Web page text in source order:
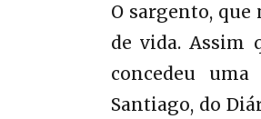
O sargento,
de vida. Assim
concedeu
Santiago, do